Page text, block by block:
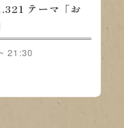
テーマ「ノ
」
21:30